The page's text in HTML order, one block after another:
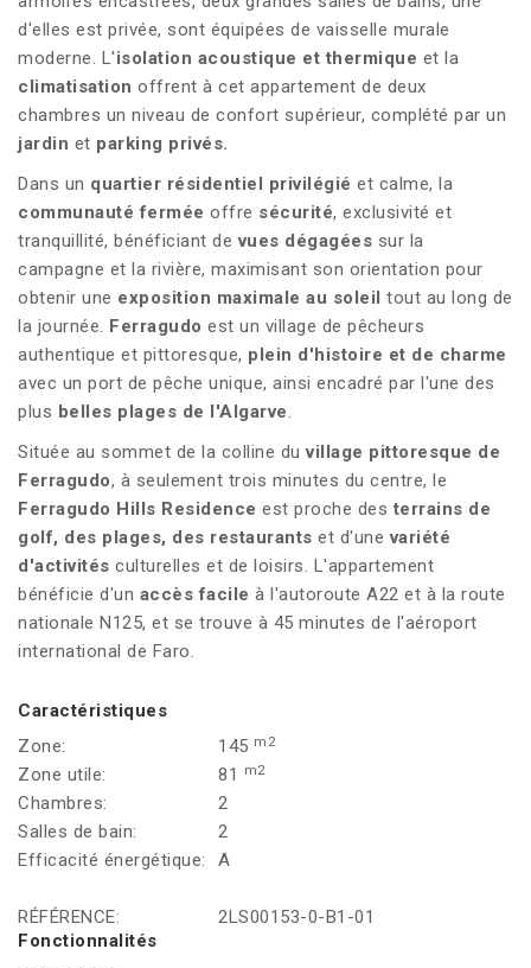
d'elles est privée, sont équipées de vaisselle murale
moderne. L'isolation acoustique et thermique et la
climatisation offrent à cet appartement de deux
chambres un niveau de confort supérieur, complété par un
jardin et parking privés.
Dans un quartier résidentiel privilégié et calme, la
communauté fermée offre sécurité, exclusivité et
tranquillité, bénéficiant devues dégagées sur la
campagne et la rivière, maximisant son orientation pour
obtenir une exposition maximale au soleil tout au long de
la journée. Ferragudo est un village de pêcheurs
authentique et pittoresque, plein d'histoire et de charme
avec un port de pêche unique, ainsi encadré par l'une des
plus belles plages de l'Algarve.
Située au sommet de la colline duvillage pittoresque de
Ferragudo, à seulement trois minutes du centre, le
Ferragudo Hills Residence est proche des terrains de
golf, des plages, des restaurants et d'unevariété
d'activités culturelles et de loisirs. L'appartement
bénéficie d'un accès facile à l'autoroute A22 et à la route
nationale N125, et se trouve à 45 minutes de l'aéroport
international de Faro.
Caractéristiques
Zone:
145 m2
Zone utile: 81 m2
Chambres:
2
Salles de bain:
2
Efficacité énergétique:
A
RÉFÉRENCE:
2LS00153-0-B1-01
Fonctionnalités